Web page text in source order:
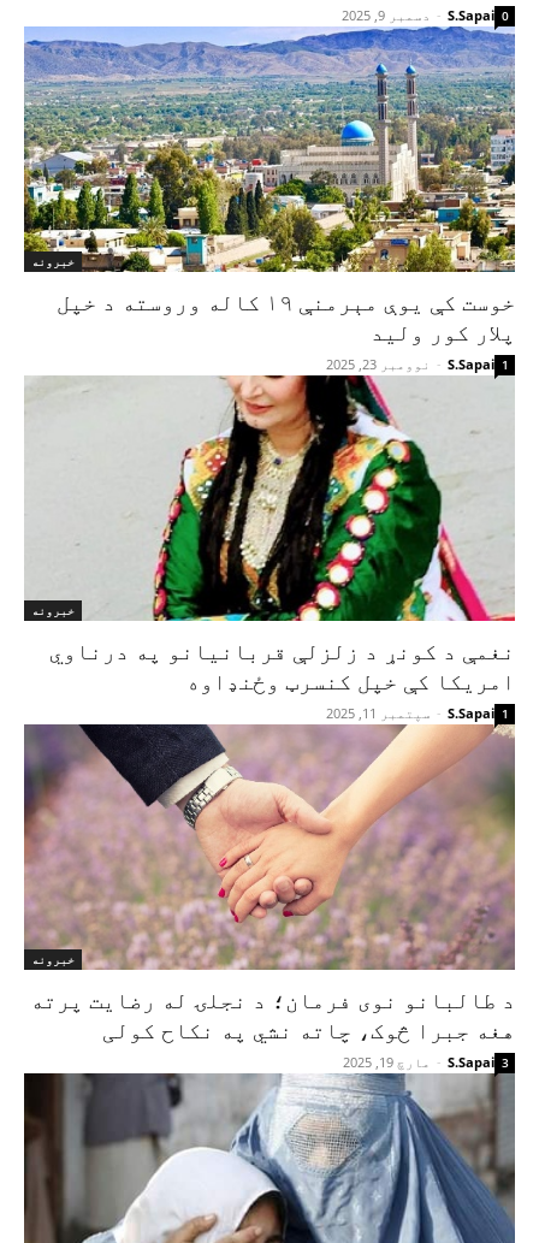
S.Sapai
- دسمبر 9, 2025 0
خبرونه
خوست کې یوې مېرمنې ۱۹ کاله وروسته د خپل
پلار کور ولید
S.Sapai
- نوومبر 23, 2025 1
خبرونه
نغمې د کونړ د زلزلې قربانیانو په درناوي
امریکا کې خپل کنسرټ وځنډاوه
S.Sapai
- سپتمبر 11, 2025 1
خبرونه
د طالبانو نوی فرمان؛ د نجلۍ له رضایت پرته
هغه جبرا څوک، چاته نشي په نکاح کولی
S.Sapai
- مارچ 19, 2025 3